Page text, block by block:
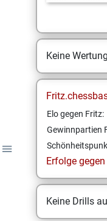
Keine
Elo gegen Fritz:
Gewinnpartien
Erfolge
Keine Drills